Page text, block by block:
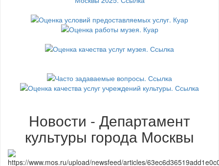
Новости - Департамент
культуры города Москвы